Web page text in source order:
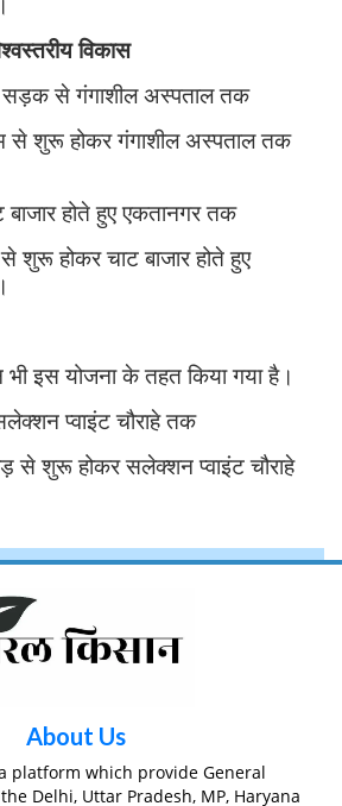
विकास
सड़क से गंगाशील अस्पताल तक
शुरू होकर गंगाशील अस्पताल तक
बाजार होते हुए एकतानगर तक
शुरू होकर चाट बाजार होते हुए
इस योजना के तहत किया गया है।
प्वाइंट चौराहे तक
से शुरू होकर सलेक्शन प्वाइंट चौराहे
About Us
platform which provide General
Delhi, Uttar Pradesh, MP, Haryana